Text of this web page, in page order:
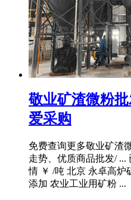
敬业矿渣微粉
爱采购
免费查询更多敬业矿渣
走势、优质商品批发/ ...
情 ￥ /吨 北京 永卓高炉
添加 农业工业用矿粉 ...